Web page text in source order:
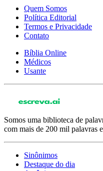
Quem Somos
Política Editorial
Termos e Privacidade
Contato
Bíblia Online
Médicos
Usante
Somos uma biblioteca de
com mais de 200 mil palavras
Sinônimos
Destaque do dia